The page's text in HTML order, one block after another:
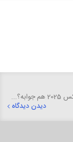
دیدن دیدگاه